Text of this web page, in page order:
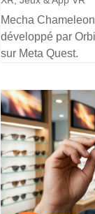
Mecha
développé par
sur Meta Quest.